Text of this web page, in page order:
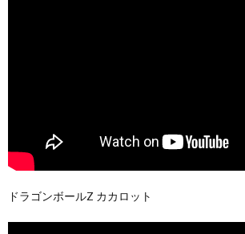
ドラゴンボールZ カカロット